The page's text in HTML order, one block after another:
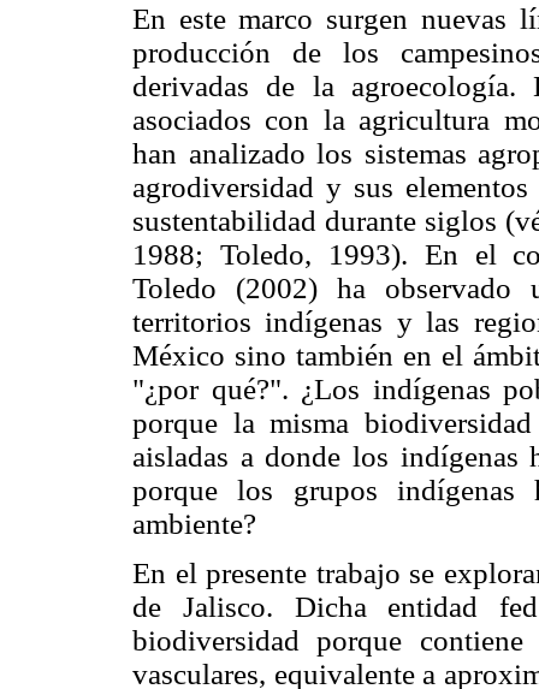
En este marco surgen nuevas
producción de los
derivadas de la
asociados con la agricultura
han analizado los sistemas
agrodiversidad y sus
sustentabilidad durante siglos
1988; Toledo, 1993). En el
Toledo (2002) ha
territorios indígenas y las
México sino también en el
"¿por qué?". ¿Los indígenas
porque la misma
aisladas a donde los indígenas
porque los grupos
ambiente?
En el presente trabajo se
de Jalisco. Dicha entidad
biodiversidad porque
vasculares, equivalente a